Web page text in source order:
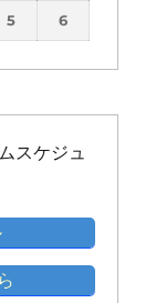
ン
ト)
ン
ト)
イ
ン
イ
ン
ト)
ト)
5 6
スケジュ